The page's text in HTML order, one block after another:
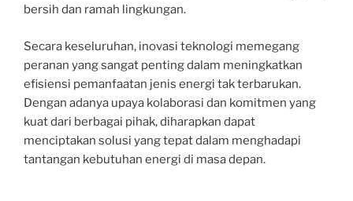
bersih dan ramah lingkungan.
Secara keseluruhan, inovasi teknologi memegang
peranan yang sangat penting dalam meningkatkan
efisiensi pemanfaatan jenis energi tak terbarukan.
Dengan adanya upaya kolaborasi dan komitmen yang
kuat dari berbagai pihak, diharapkan dapat
menciptakan solusi yang tepat dalam menghadapi
tantangan kebutuhan energi di masa depan.